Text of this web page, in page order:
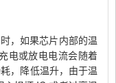
，如果芯片内部的温
电或放电电流会随着
，降低温升，由于温